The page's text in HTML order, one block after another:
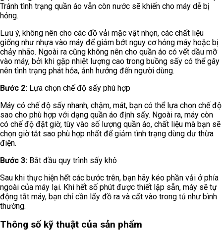
Tránh tình trạng quần áo vẫn còn nước sẽ khiến cho máy dễ bị
hỏng.
Lưu ý, không nên cho các đồ vải mặc vật nhọn, các chất liệu
giống như nhựa vào máy để giảm bớt nguy cơ hỏng máy hoặc bị
chảy nhão. Ngoài ra cũng không nên cho quần áo có vết dầu mỡ
vào máy, bởi khi gặp nhiệt lượng cao trong buồng sấy có thể gây
nên tình trạng phát hỏa, ảnh hưởng đến người dùng.
Bước 2: Lựa chọn chế độ sấy phù hợp
Máy có chế độ sấy nhanh, chậm, mát, bạn có thể lựa chọn chế độ
sao cho phù hợp với dạng quần áo định sấy. Ngoài ra, máy còn
có chế độ đặt giờ, tùy vào số lượng quần áo, chất liệu mà bạn sẽ
chọn giờ tắt sao phù hợp nhất để giảm tình trạng dùng dư thừa
điện.
Bước 3: Bắt đầu quy trình sấy khô
Sau khi thực hiện hết các bước trên, bạn hãy kéo phần vải ở phía
ngoài của máy lại. Khi hết số phút được thiết lập sẵn, máy sẽ tự
động tắt máy, bạn chỉ cần lấy đồ ra và cất vào trong tủ như bình
thường.
Thông số kỹ thuật của sản phẩm